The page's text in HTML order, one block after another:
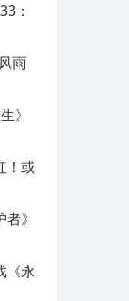
：
雨
》
！或
》
《永